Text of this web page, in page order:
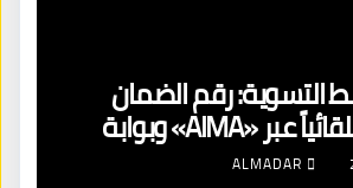
التسوية: رقم الضمان
الاجتماعي تلقائياً عبر «AIMA» وبوابة
الإقامات
ALMADAR